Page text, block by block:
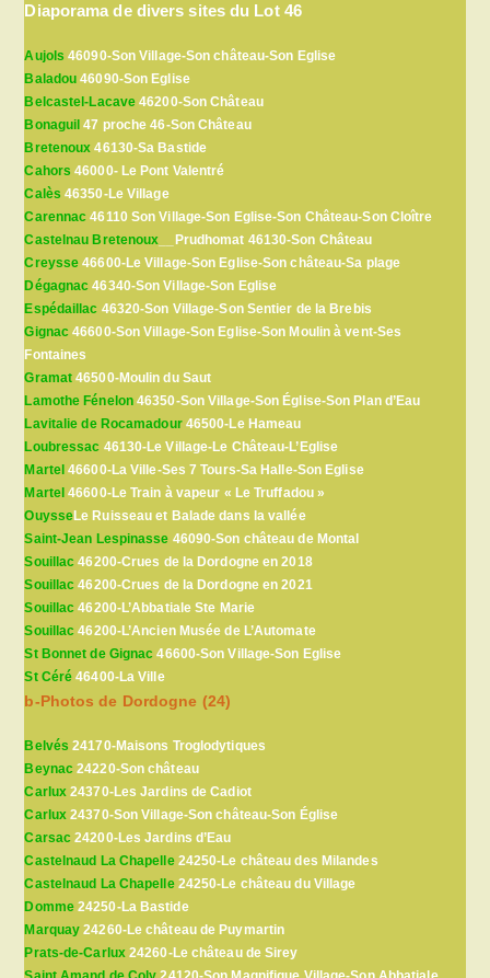
Diaporama de divers sites du Lot 46
Aujols 46090-Son Village-Son château-Son Eglise
Baladou 46090-Son Eglise
Belcastel-Lacave 46200-Son Château
Bonaguil 47 proche 46-Son Château
Bretenoux 46130-Sa Bastide
Cahors 46000- Le Pont Valentré
Calès 46350-Le Village
Carennac 46110 Son Village-Son Eglise-Son Château-Son Cloître
Castelnau Bretenoux __Prudhomat 46130-Son Château
Creysse 46600-Le Village-Son Eglise-Son château-Sa plage
Dégagnac 46340-Son Village-Son Eglise
Espédaillac 46320-Son Village-Son Sentier de la Brebis
Gignac 46600-Son Village-Son Eglise-Son Moulin à vent-Ses
Fontaines
Gramat 46500-Moulin du Saut
Lamothe Fénelon46350-Son Village-Son Église-Son Plan d’Eau
Lavitalie de Rocamadour46500-Le Hameau
Loubressac 46130-Le Village-Le Château-L’Eglise
Martel 46600-La Ville-Ses 7 Tours-Sa Halle-Son Eglise
Martel 46600-Le Train à vapeur « Le Truffadou »
OuysseLe Ruisseau et Balade dans la vallée
Saint-Jean Lespinasse 46090-Son château de Montal
Souillac 46200-Crues de la Dordogne en 2018
Souillac 46200-Crues de la Dordogne en 2021
Souillac 46200-L’Abbatiale Ste Marie
Souillac 46200-L’Ancien Musée de L’Automate
St Bonnet de Gignac 46600-Son Village-Son Eglise
St Céré 46400-La Ville
b-Photos de Dordogne (24)
Belvés 24170-Maisons Troglodytiques
Beynac 24220-Son château
Carlux 24370-Les Jardins de Cadiot
Carlux 24370-Son Village-Son château-Son Église
Carsac 24200-Les Jardins d’Eau
Castelnaud La Chapelle24250-Le château des Milandes
Castelnaud La Chapelle24250-Le château du Village
Domme24250-La Bastide
Marquay 24260-Le château de Puymartin
Prats-de-Carlux24260-Le château de Sirey